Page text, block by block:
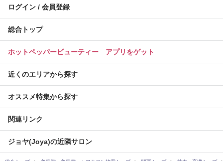
ログイン / 会員登録
総合トップ
ホットペッパービューティー アプリをゲット
近くのエリアから探す
オススメ特集から探す
関連リンク
ジョヤ(Joya)の近隣サロン